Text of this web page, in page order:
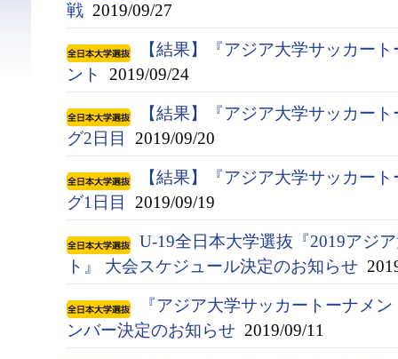
戦 2019/09/27
【結果】『アジア大学サッカー
ント
2019/09/24
【結果】『アジア大学サッカー
グ2日目
2019/09/20
【結果】『アジア大学サッカー
グ1日目
2019/09/19
U-19全日本大学選抜『2019アジ
ト』 大会スケジュール決定のお知らせ
『アジア大学サッカートーナメ
ンバー決定のお知らせ 2019/09/11